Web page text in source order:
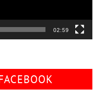
02:59